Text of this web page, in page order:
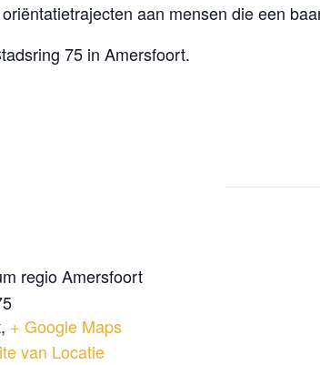
aan mensen die een
75 in Amersfoort.
regio Amersfoort
, + Google Maps
van Locatie